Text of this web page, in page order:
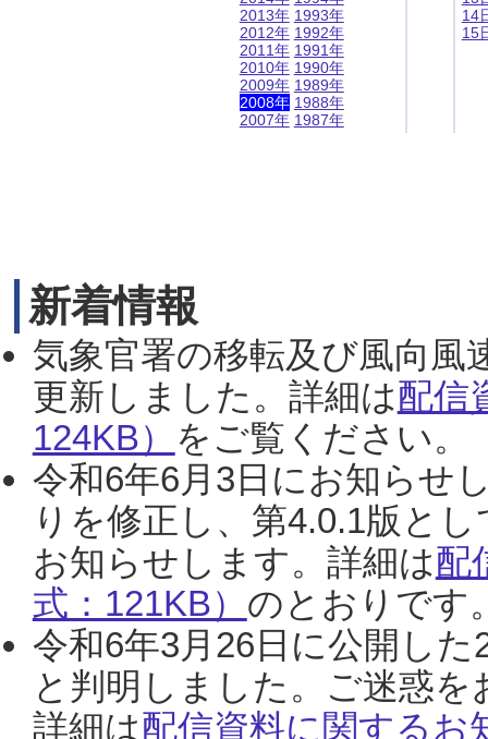
2013年
2012年
2011年
2010年
2009年
2008年
2007年
1993年
1992年
1991年
1990年
1989年
1988年
1987年
14
15
新着情報
気象官署の移転及び風向風
更新しました。詳細は配信
124KB） をご覧ください。
令和6年6月3日にお知らせ
りを修正し、第4.0.1版と
お知らせします。詳細は配
式：121KB） のとおりです
令和6年3月26日に公開し
と判明しました。ご迷惑
詳細は配信資料に関するお